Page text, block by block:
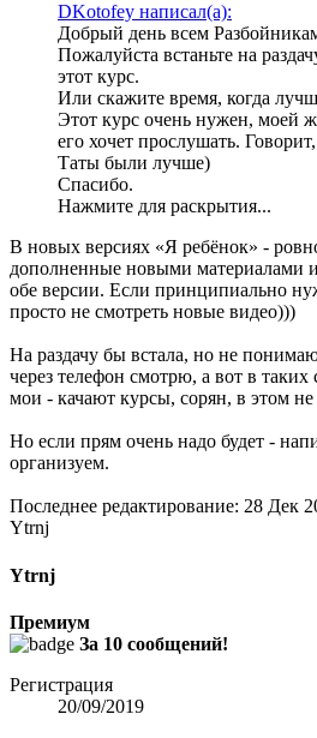
DKotofey написал(а):
Добрый день всем
Пожалуйста встаньте на
этот курс.
Или скажите время, когда
Этот курс очень нужен, моей
его хочет прослушать.
Таты были лучше)
Спасибо.
Нажмите для раскрытия...
В новых версиях «Я ребёнок» -
дополненные новыми материалами
обе версии. Если принципиально
просто не смотреть новые видео)))
На раздачу бы встала, но не
через телефон смотрю, а вот в
мои - качают курсы, сорян, в этом
Но если прям очень надо будет -
организуем.
Последнее редактирование: 28 Дек
Ytrnj
Ytrnj
Премиум
За 10 сообщений!
Регистрация
20/09/2019